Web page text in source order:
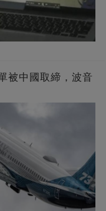
被中國取締，波音